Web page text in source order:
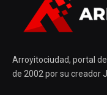
Arroyitociudad, portal
de 2002 por su creador